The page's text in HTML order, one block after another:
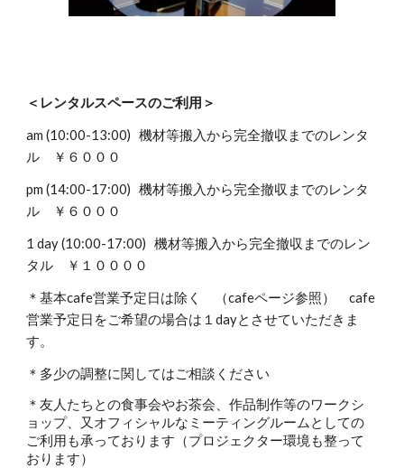
＜レンタルスペースのご利用＞
am (10:00-13:00) 機材等搬入から完全撤収までのレンタ
ル ￥６０００
pm (14:00-17:00) 機材等搬入から完全撤収までのレンタ
ル ￥６０００
1 day(10:00-17:00) 機材等搬入から完全撤収までのレン
タル ￥ １０ ０００
＊基本cafe営業予定日は除く （cafeページ参照） cafe
営業予定日をご希望の場合は１dayとさせていただきま
す。
＊多少の調整に関してはご相談ください
＊友人たちとの食事会やお茶会、作品制作等のワークシ
ョップ、又オフィシャルなミーティングルームとしての
ご利用 も承っております（プロジェクター環境も整って
おります）